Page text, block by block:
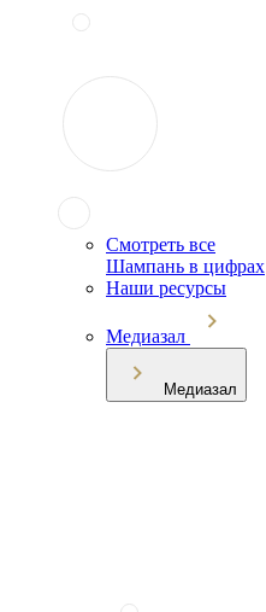
Смотреть все
Шампань в цифрах
Наши ресурсы
Медиазал
Медиазал